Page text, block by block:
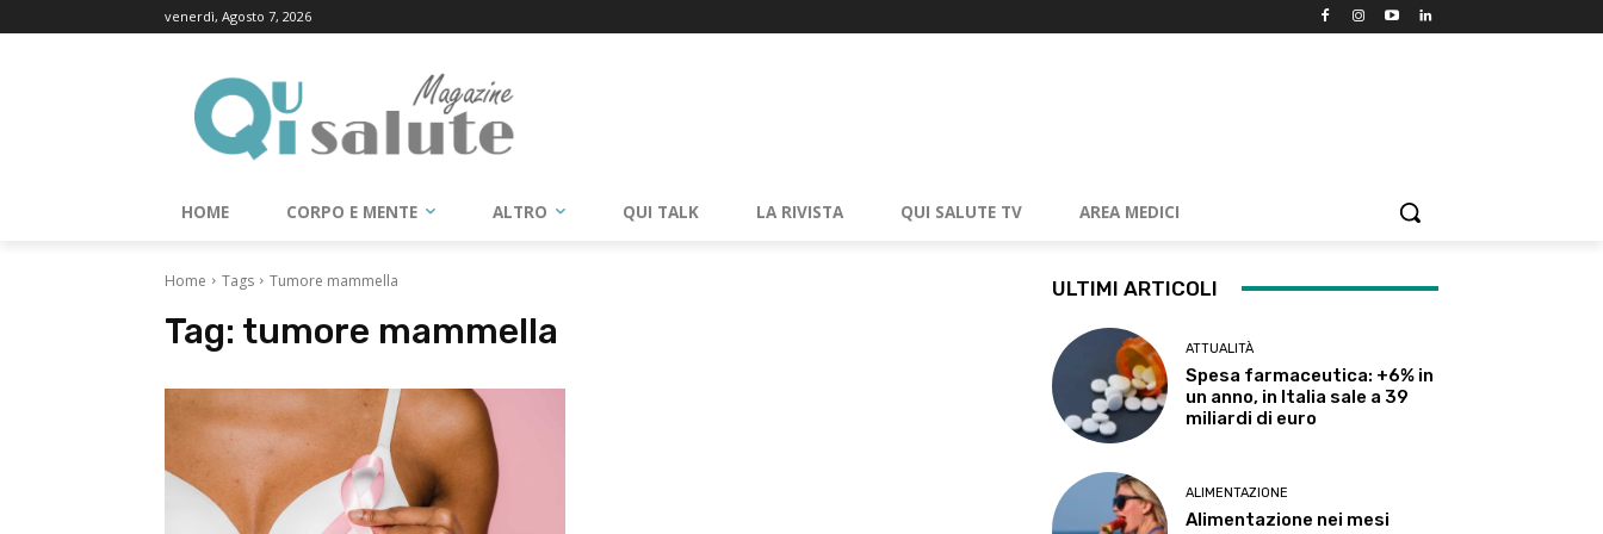
venerdì, Agosto 7, 2026
HOME CORPO E MENTE ALTRO QUI TALK LA RIVISTA QUI SALUTE TV AREA MEDICI
Home Tags Tumore mammella
Tag: tumore mammella
ULTIMI ARTICOLI
ATTUALITÀ
Spesa farmaceutica: +6% in
un anno, in Italia sale a 39
miliardi di euro
ALIMENTAZIONE
Alimentazione nei mesi